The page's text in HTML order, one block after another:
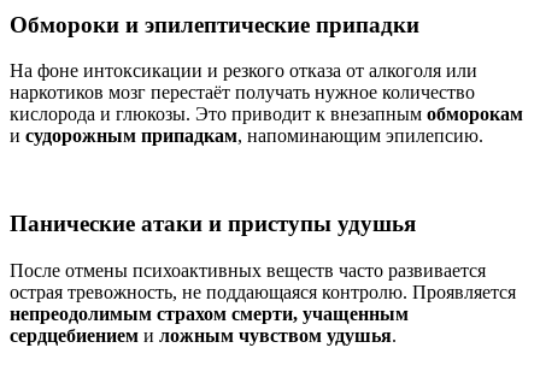
Обмороки и эпилептические припадки
На фоне интоксикации и резкого отказа от алкоголя или
наркотиков мозг перестаёт получать нужное количество
кислорода и глюкозы. Это приводит к внезапным обморокам
и судорожным припадкам, напоминающим эпилепсию.
Панические атаки и приступы удушья
После отмены психоактивных веществ часто развивается
острая тревожность, не поддающаяся контролю. Проявляется
непреодолимым страхом смерти, учащенным
сердцебиением и ложным чувством удушья.